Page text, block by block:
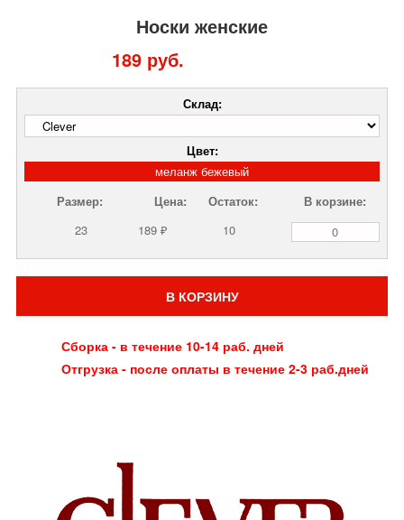
Носки женские
189 руб.
Склад:
Цвет:
меланж бежевый
Размер:
Цена: Остаток:
В корзине:
23
189 ₽ 10
В КОРЗИНУ
Сборка - в течение 10-14 раб. дней
Отгрузка - после оплаты в течение 2-3 раб.дней